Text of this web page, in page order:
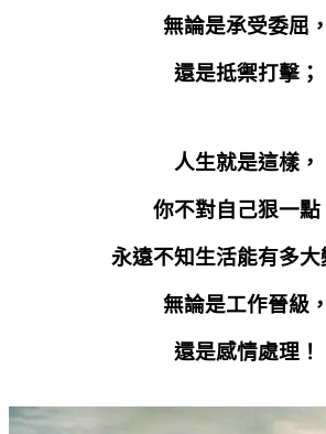
無論是承受委屈，
還是抵禦打擊；
人生就是這樣，
你不對自己狠一點
永遠不知生活能有多大
無論是工作晉級，
還是感情處理！